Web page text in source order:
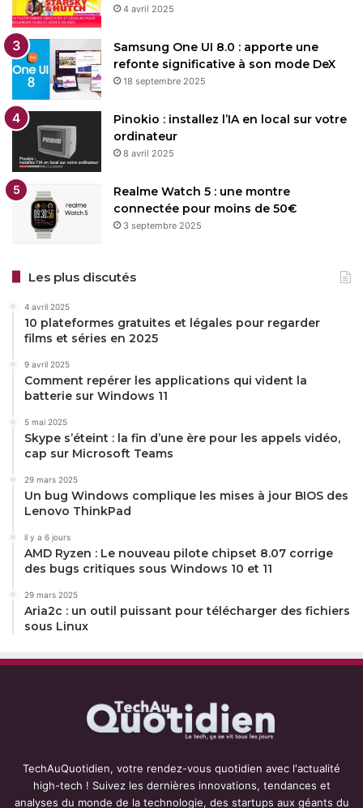
4 avril 2025
Samsung One UI 8.0 : apporte une
refonte significative à son mode DeX
18 septembre 2025
Pinokio : installez l’IA en local sur votre
ordinateur
8 avril 2025
Realme Watch 5 : une montre
connectée pour moins de 50€
3 septembre 2025
Les plus discutés
4 avril 2025
10 plateformes gratuites et légales pour regarder
films et séries en 2025
9 avril 2025
Comment repérer les applications qui vident la
batterie sur Windows 11
5 mai 2025
Skype s’éteint : la fin d’une ère pour les appels vidéo,
cap sur Microsoft Teams
29 mars 2025
Un bug Windows complique les mises à jour BIOS des
Lenovo ThinkPad
il y a 6 jours
AMD Ryzen : Le nouveau pilote chipset 8.07 corrige
des bugs critiques sous Windows 10 et 11
29 mars 2025
Aria2c : un outil puissant pour télécharger des fichiers
sous Linux
TechAuQuotidien, votre rendez-vous quotidien avec l'actualité
high-tech ! Suivez les dernières innovations, tendances et
analyses du monde de la technologie, des startups aux géants du